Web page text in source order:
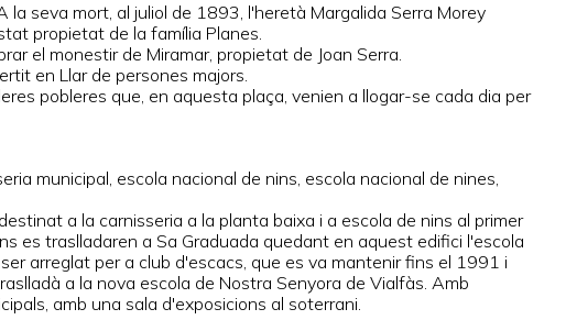
seva mort, al juliol de 1893, l'heretà Margalida Serra Morey
propietat de la família Planes.
el monestir de Miramar, propietat de Joan Serra.
en Llar de persones majors.
pobleres que, en aquesta plaça, venien a llogar-se cada dia per
municipal, escola nacional de nins, escola nacional de nines,
a la carnisseria a la planta baixa i a escola de nins al primer
es traslladaren a Sa Graduada quedant en aquest edifici l'escola
arreglat per a club d'escacs, que es va mantenir fins el 1991 i
a la nova escola de Nostra Senyora de Vialfàs. Amb
amb una sala d'exposicions al soterrani.